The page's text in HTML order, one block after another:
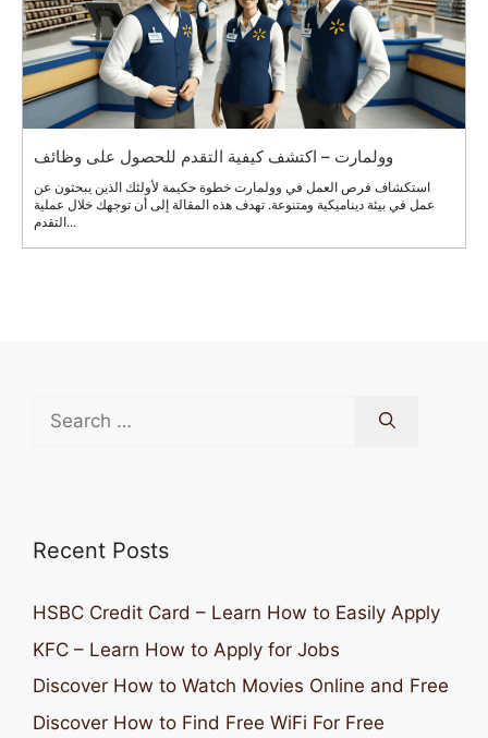
وولمارت – اكتشف كيفية التقدم للحصول على وظائف
استكشاف فرص العمل في وولمارت خطوة حكيمة لأولئك الذين يبحثون عن
عمل في بيئة ديناميكية ومتنوعة. تهدف هذه المقالة إلى أن توجهك خلال عملية
التقدم...
Search
for:
Recent Posts
HSBC Credit Card – Learn How to Easily Apply
KFC – Learn How to Apply for Jobs
Discover How to Watch Movies Online and Free
Discover How to Find Free WiFi For Free